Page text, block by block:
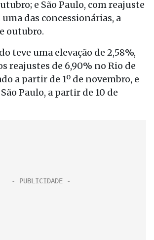
e São Paulo, com reajuste
uma das concessionárias, a
outubro.
teve uma elevação de 2,58%,
reajustes de 6,90% no Rio de
a partir de 1º de novembro, e
Paulo, a partir de 10 de